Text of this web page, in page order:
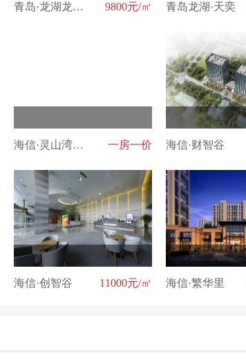
青岛·龙湖龙誉城 9800元/㎡ 青岛龙湖·天奕
海信·灵山湾天玺 一房一价 海信·财智谷
海信·创智谷 11000元/㎡ 海信·繁华里